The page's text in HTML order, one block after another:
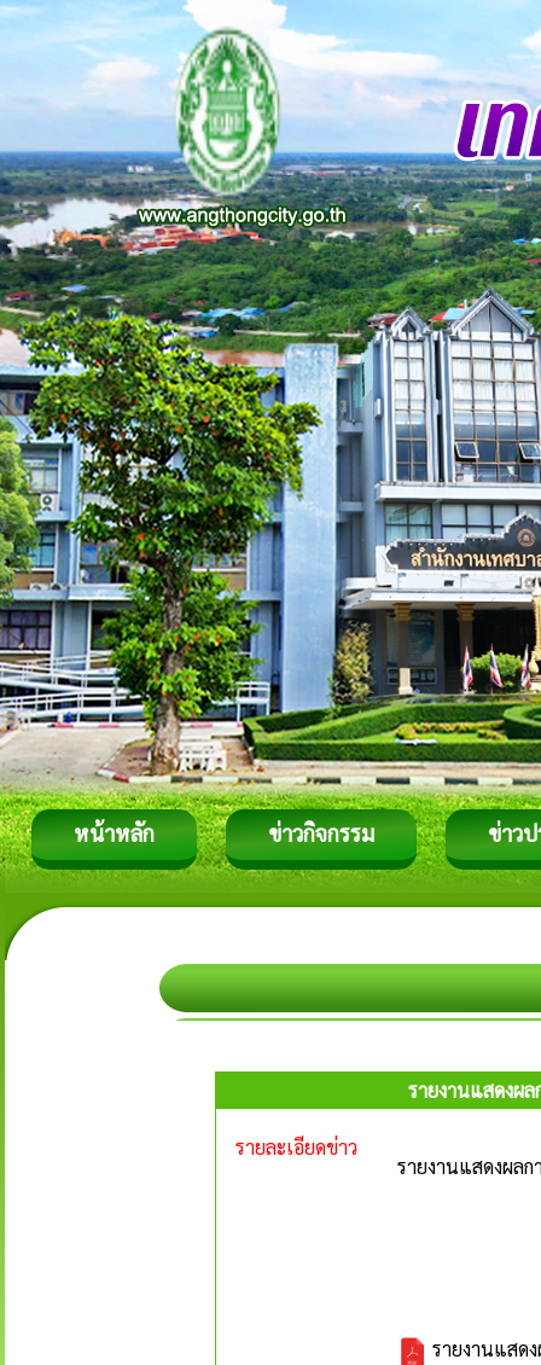
หน้าหลัก ข่าวกิจกรรม ข่าว
รายงานแสดงผ
รายละเอียดข่าว
รายงานแสดงผล
รายงานแสด